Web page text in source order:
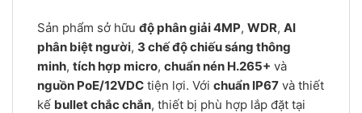
Sản phẩm sở hữu độ phân giải 4MP, WDR, AI
phân biệt người, 3 chế độ chiếu sáng thông
minh, tích hợp micro, chuẩn nén H.265+ và
nguồn PoE/12VDC tiện lợi. Với chuẩn IP67 và thiết
kế bullet chắc chắn, thiết bị phù hợp lắp đặt tại